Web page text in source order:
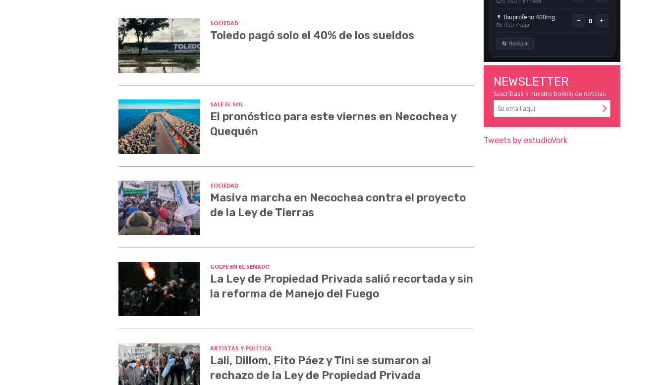
SOCIEDAD
Toledo pagó solo el 40% de los sueldos
SALE EL SOL
El pronóstico para este viernes en Necochea y
Quequén
SOCIEDAD
Masiva marcha en Necochea contra el proyecto
de la Ley de Tierras
GOLPE EN EL SENADO
La Ley de Propiedad Privada salió recortada y sin
la reforma de Manejo del Fuego
ARTISTAS Y POLÍTICA
Lali, Dillom, Fito Páez y Tini se sumaron al
rechazo de la Ley de Propiedad Privada
NEWSLETTER
Suscríbase a nuestro boletín de noticias
Tweets by estudioVork